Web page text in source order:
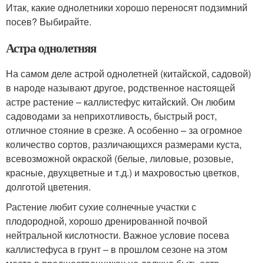
Итак, какие однолетники хорошо переносят подзимний
посев? Выбирайте.
Астра однолетняя
На самом деле астрой однолетней (китайской, садовой)
в народе называют другое, родственное настоящей
астре растение – каллистефус китайский. Он любим
садоводами за неприхотливость, быстрый рост,
отличное стояние в срезке. А особенно – за огромное
количество сортов, различающихся размерами куста,
всевозможной окраской (белые, лиловые, розовые,
красные, двухцветные и т.д.) и махровостью цветков,
долготой цветения.
Растение любит сухие солнечные участки с
плодородной, хорошо дренированной почвой
нейтральной кислотности. Важное условие посева
каллистефуса в грунт – в прошлом сезоне на этом